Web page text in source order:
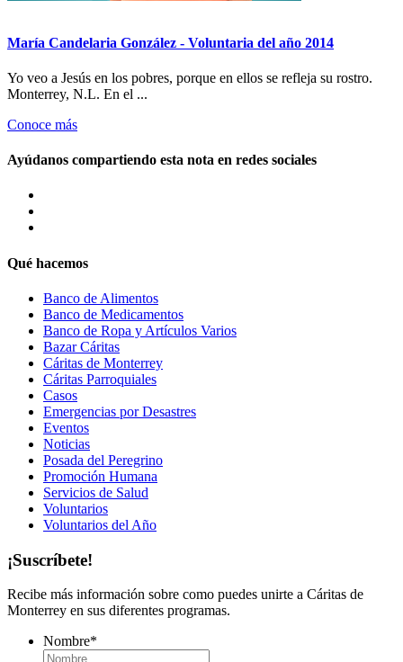
María Candelaria González - Voluntaria del año 2014
Yo veo a Jesús en los pobres, porque en ellos se refleja su rostro.
Monterrey, N.L. En el ...
Conoce más
Ayúdanos compartiendo esta nota en redes sociales
Qué hacemos
Banco de Alimentos
Banco de Medicamentos
Banco de Ropa y Artículos Varios
Bazar Cáritas
Cáritas de Monterrey
Cáritas Parroquiales
Casos
Emergencias por Desastres
Eventos
Noticias
Posada del Peregrino
Promoción Humana
Servicios de Salud
Voluntarios
Voluntarios del Año
¡Suscríbete!
Recibe más información sobre como puedes unirte a Cáritas de
Monterrey en sus diferentes programas.
Nombre*